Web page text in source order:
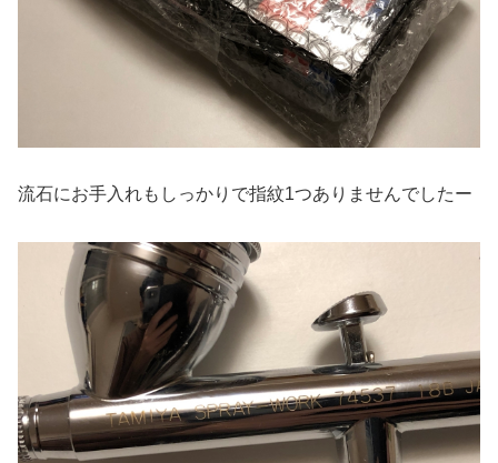
流石にお手入れもしっかりで指紋1つありませんでしたー